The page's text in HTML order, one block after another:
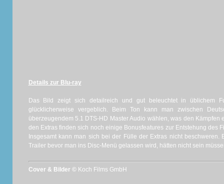
Details zur Blu-ray
Das Bild zeigt sich detailreich und gut beleuchtet in üblichem
glücklicherweise vergeblich. Beim Ton kann man zwischen
überzeugendem 5.1 DTS-HD Master Audio wählen, was den Kämpfen
den Extras finden sich noch einige Bonusfeatures zur Entstehung des
Insgesamt kann man sich bei der Fülle der Extras nicht beschweren.
Trailer bevor man ins Disc-Menü gelassen wird, hätten nicht sein
Cover & Bilder © Koch Films GmbH